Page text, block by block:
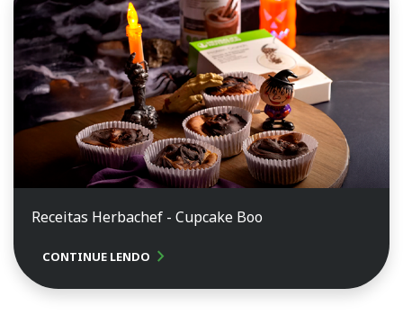
Receitas Herbachef - Cupcake Boo
CONTINUE LENDO chevron_right